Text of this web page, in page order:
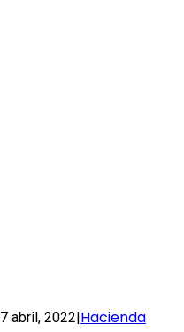
7 abril, 2022|Hacienda